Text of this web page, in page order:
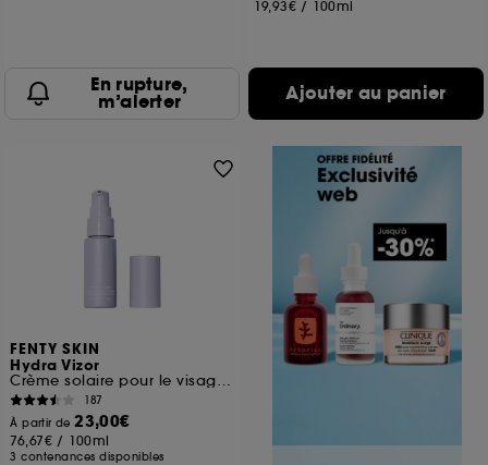
En rupture,
m’alerter
19,93€ / 100ml
Ajouter au panier
FENTY SKIN
Hydra Vizor
Crème solaire pour le visage à la niacinamide avec SPF 30 minéral
187
À partir de23,00€
76,67€ / 100ml
3 contenances disponibles